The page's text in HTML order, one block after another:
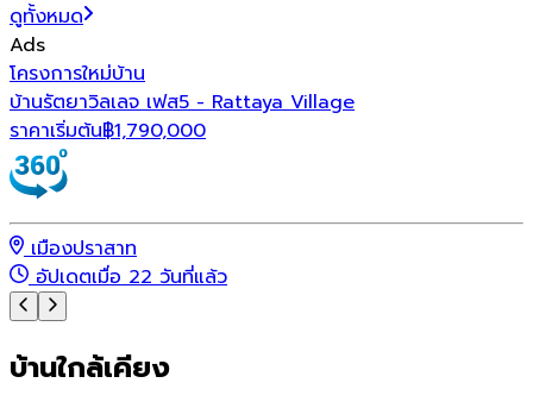
ดูทั้งหมด
Ads
โครงการใหม่บ้าน
บ้านรัตยาวิลเลจ เฟส5 - Rattaya Village
ราคาเริ่มต้น฿1,790,000
เมืองปราสาท
อัปเดตเมื่อ 22 วันที่แล้ว
บ้านใกล้เคียง